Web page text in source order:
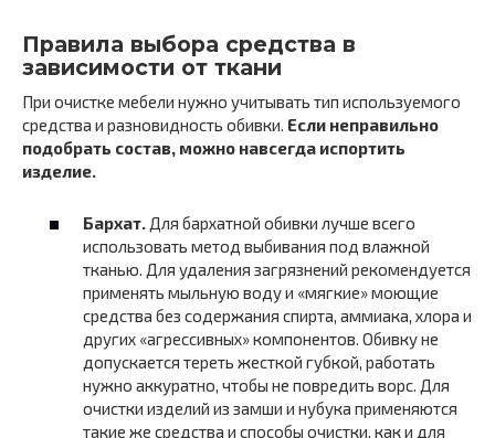
Правила выбора средства в
зависимости от ткани
При очистке мебели нужно учитывать тип используемого
средства и разновидность обивки. Если неправильно
подобрать состав, можно навсегда испортить
изделие.
Бархат. Для бархатной обивки лучше всего
использовать метод выбивания под влажной
тканью. Для удаления загрязнений рекомендуется
применять мыльную воду и «мягкие» моющие
средства без содержания спирта, аммиака, хлора и
других «агрессивных» компонентов. Обивку не
допускается тереть жесткой губкой, работать
нужно аккуратно, чтобы не повредить ворс. Для
очистки изделий из замши и нубука применяются
такие же средства и способы очистки, как и для